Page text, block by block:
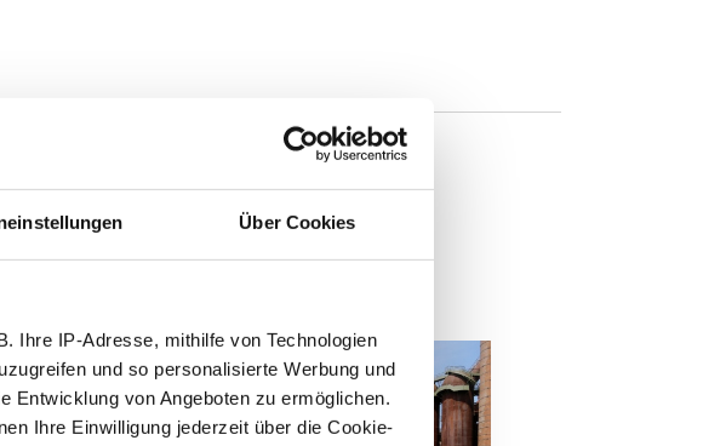
Über Cookies
Ihre IP-Adresse, mithilfe von Technologien
und so personalisierte Werbung und
Entwicklung von Angeboten zu ermöglichen.
Ihre Einwilligung jederzeit über die Cookie-